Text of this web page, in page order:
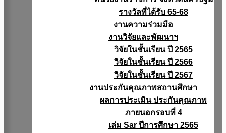
รางวัลที่ได้รับ 65-68
งานความร่วมมือ
งานวิจัยเเละพัฒนาฯ
วิจัยในชั้นเรียน ปี 2565
วิจัยในชั้นเรียน ปี 2566
วิจัยในชั้นเรียน ปี 2567
งานประกันคุณภาพสถานศึกษา
ผลการประเมิน ประกันคุณภาพ
ภายนอกรอบที่ 4
เล่ม Sar ปีการศึกษา 2565